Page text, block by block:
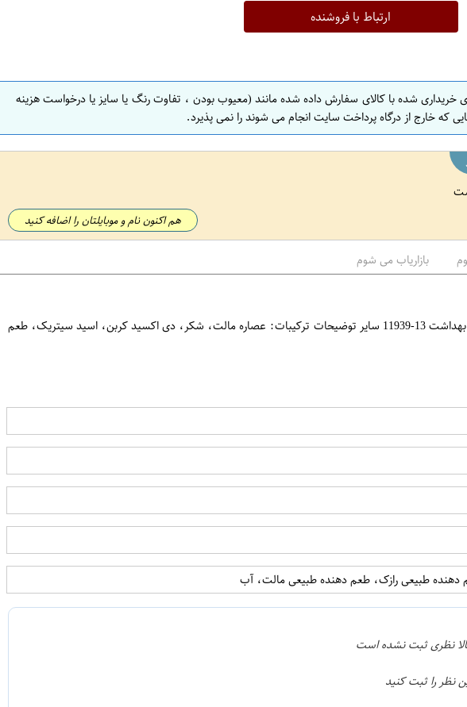
ن
ص
ف
ه
ا
ف
ه
ارتباط با فروشنده
شده با کالای سفارش داده شده مانند (معیوب بودن ، تفاوت رنگ یا سایز یا درخواست هزینه
خارج از درگاه پرداخت سایت انجام می شوند را نمی پذیرد.
هم اکنون نام و موبایلتان را اضافه کنید
بازاریاب می شوم
نوشیدنی مالت سن ایچ با طعم آناناس مقدار 1 لیتر حجم 1000 میلی لیتر ابعاد بسته‌بندی 9 × 9 × 31 سانتی‌متر طعم آناناس شماره پروانه بهداشت 13-11939 سایر توضیحات ترکیبات: عصاره مالت، شکر، دی اکسید کربن، اسید سیتریک، طعم
طبیعی رازک، طعم دهنده طبیعی مالت، آب
نظری ثبت نشده است
نظر را ثبت کنید